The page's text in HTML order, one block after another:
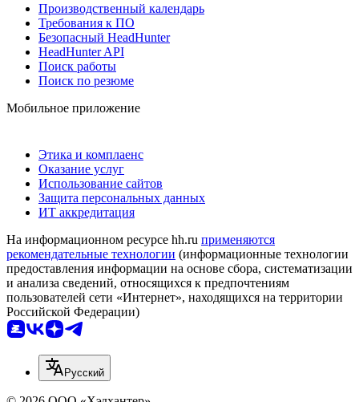
Производственный календарь
Требования к ПО
Безопасный HeadHunter
HeadHunter API
Поиск работы
Поиск по резюме
Мобильное приложение
Этика и комплаенс
Оказание услуг
Использование сайтов
Защита персональных данных
ИТ аккредитация
На информационном ресурсе hh.ru применяются
рекомендательные технологии (информационные технологии
предоставления информации на основе сбора, систематизации
и анализа сведений, относящихся к предпочтениям
пользователей сети «Интернет», находящихся на территории
Российской Федерации)
Русский